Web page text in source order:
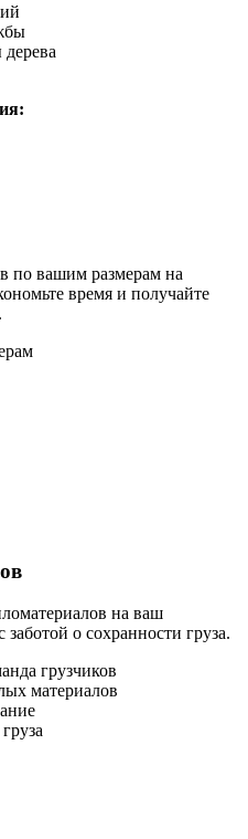
по вашим размерам на
время и получайте
на ваш
о сохранности груза.
грузчиков
материалов